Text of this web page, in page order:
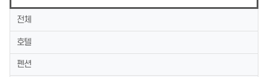
전체
호텔
펜션